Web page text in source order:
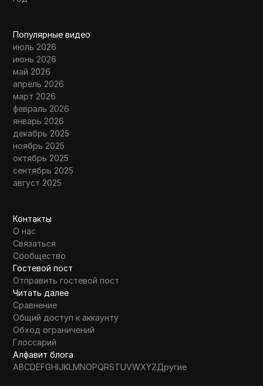
Популярные видео
июль 2026
июнь 2026
май 2026
апрель 2026
март 2026
февраль 2026
январь 2026
декабрь 2025
ноябрь 2025
октябрь 2025
сентябрь 2025
август 2025
Контакты
О нас
Связаться
Сообщество
Гостевой пост
Отправить гостевой пост
Читать далее
Сравнение
Общий доступ к аккаунту
Обход ограничений
Глоссарий
Алфавит блога
ABCDEFGHIJKLMNOPQRSTUVWXYZДругие